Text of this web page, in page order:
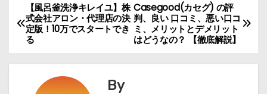
投
稿
ナ
ビ
Casegood(カセグ) の評
判、良い 口コミ、悪い口コ
ミ、メリットとデメリット
はどうなの？ 【徹底解説】
【風呂釜洗浄キレイユ】株
式会社アロン・代理店の決
定版！10万でスタートでき
る
By